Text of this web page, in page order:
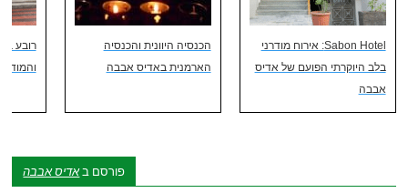
Sabon Hotel: אירוח מודרני
בלב היוקרתי הפועם של אדיס
אבבה
הכנסיה היוונית והכנסיה
הארמנית באדיס אבבה
רובע
פורסם באדיס אבבה